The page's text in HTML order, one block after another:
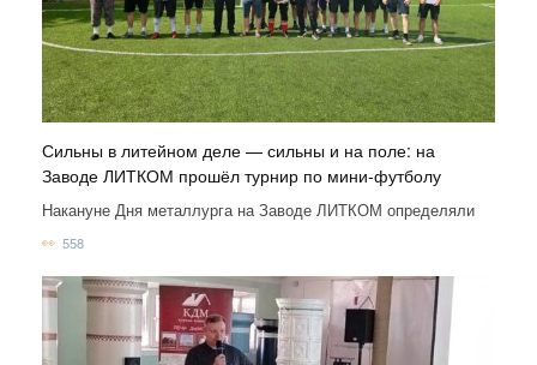
Сильны в литейном деле — сильны и на поле: на
Заводе ЛИТКОМ прошёл турнир по мини-футболу
Накануне Дня металлурга на Заводе ЛИТКОМ определяли
558